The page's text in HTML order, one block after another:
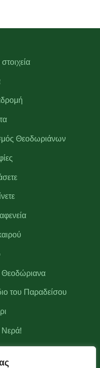
Θεοδωριάνων
Θεοδώριανα
του Παραδείσου